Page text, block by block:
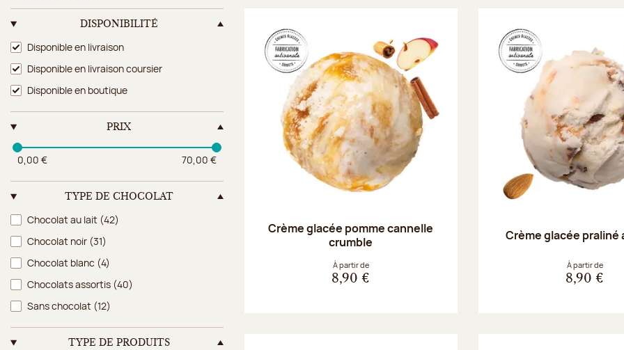
DISPONIBILITÉ
Disponibilité
Disponible en livraison
Disponible en livraison coursier
Disponible en boutique
PRIX
0,00 € 70,00 €
TYPE DE CHOCOLAT
Type de chocolat
Chocolat au lait (42)
Chocolat noir (31)
Chocolat blanc (4)
Chocolats assortis (40)
Sans chocolat (12)
TYPE DE PRODUITS
Crème glacée pomme cannelle
crumble
À partir de
8,90 €
Crème glacée praliné
À partir de
8,90 €